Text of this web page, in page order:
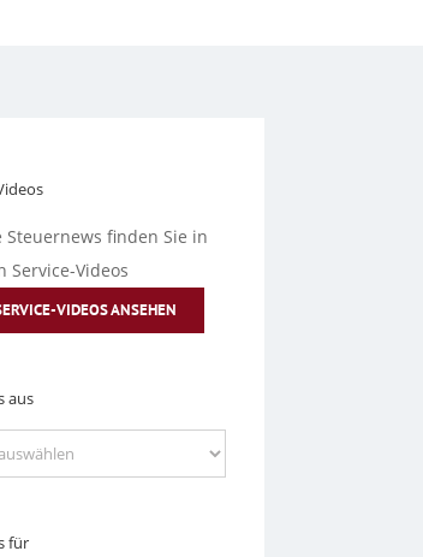
Steuernews finden Sie in
Service-Videos
VIDEOS ANSEHEN
aus
für